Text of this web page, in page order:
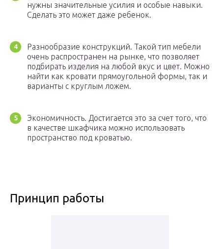
нужны значительные усилия и особые навыки.
Сделать это может даже ребенок.
Разнообразие конструкций. Такой тип мебели
очень распространен на рынке, что позволяет
подбирать изделия на любой вкус и цвет. Можно
найти как кровати прямоугольной формы, так и
варианты с круглым ложем.
Экономичность. Достигается это за счет того, что
в качестве шкафчика можно использовать
пространство под кроватью.
Принцип работы